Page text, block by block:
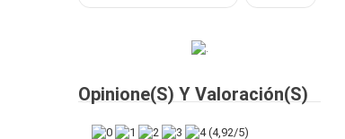
Opinione(s) Y Valoración(s)
(4,92/5)